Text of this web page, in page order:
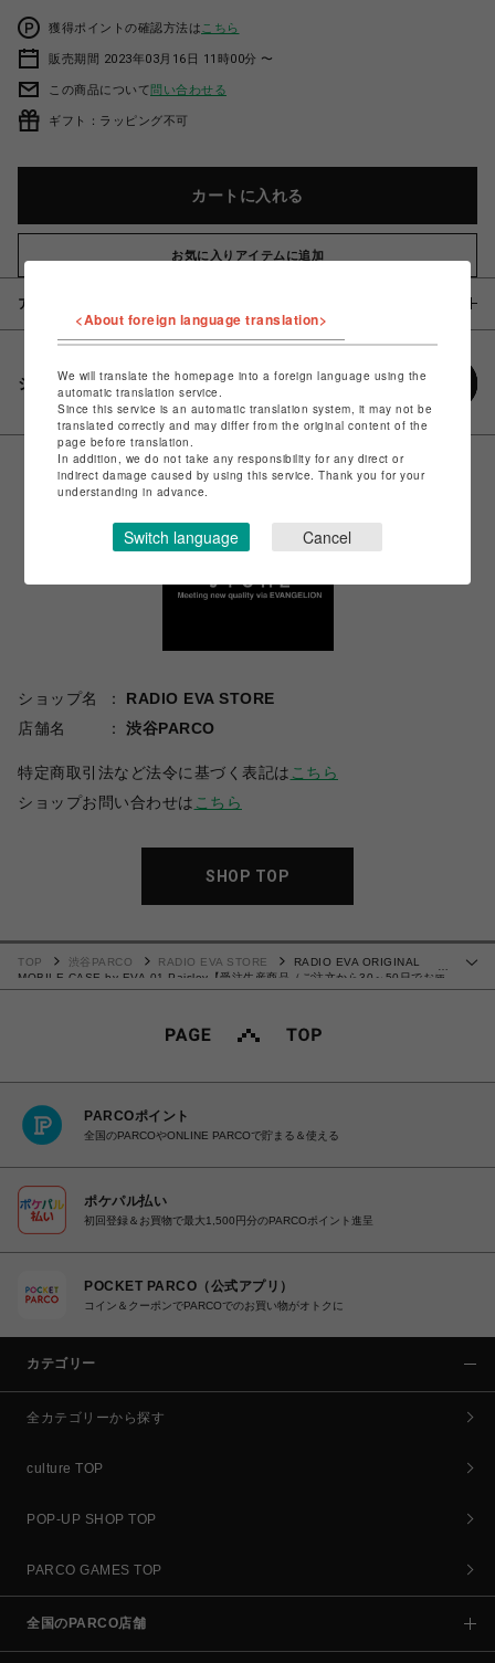
獲得ポイントの確認方法は こちら
販売期間 2023年03月16日 11時00分 〜
この商品について問い合わせる
ギフト：ラッピング不可
カートに入れる
お気に入りアイテムに追加
アイテム説明 / 素材
シェアする
ショップ名
RADIO EVA STORE
店舗名
渋谷PARCO
特定商取引法など法令に基づく表記は こちら
ショップお問い合わせは こちら
SHOP TOP
TOP 渋谷PARCO RADIO EVA STORE
RADIO EVA ORIGINAL
MOBILE CASE by EVA-01 Paisley【受注生産商品（ご注文から30～50日でお届
け予定）】
PARCOポイント
全国のPARCOやONLINE PARCOで貯まる＆使える
ポケパル払い
初回登録＆お買物で最大1,500円分のPARCOポイント進呈
POCKET PARCO（公式アプリ）
コイン＆クーポンでPARCOでのお買い物がオトクに
カテゴリー
全カテゴリーから探す
culture TOP
POP-UP SHOP TOP
PARCO GAMES TOP
全国のPARCO店舗
<About foreign language translation>
We will translate the homepage into a foreign language using the
automatic translation service.
Since this service is an automatic translation system, it may not be
translated correctly and may differ from the original content of the
page before translation.
In addition, we do not take any responsibility for any direct or
indirect damage caused by using this service. Thank you for your
understanding in advance.
Switch language Cancel